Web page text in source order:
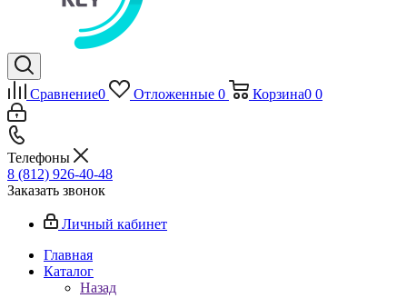
Сравнение0 Отложенные 0 Корзина0 0
Телефоны
8 (812) 926-40-48
Заказать звонок
Личный кабинет
Главная
Каталог
Назад